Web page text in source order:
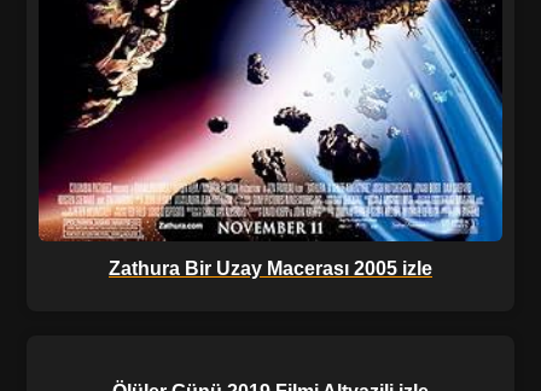
Zathura Bir Uzay Macerası 2005 izle